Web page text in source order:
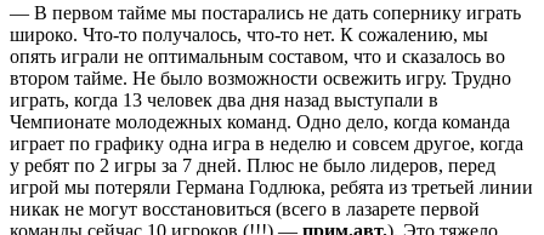
— В первом тайме мы постарались не дать сопернику играть
широко. Что-то получалось, что-то нет. К сожалению, мы
опять играли не оптимальным составом, что и сказалось во
втором тайме. Не было возможности освежить игру. Трудно
играть, когда 13 человек два дня назад выступали в
Чемпионате молодежных команд. Одно дело, когда команда
играет по графику одна игра в неделю и совсем другое, когда
у ребят по 2 игры за 7 дней. Плюс не было лидеров, перед
игрой мы потеряли Германа Годлюка, ребята из третьей линии
никак не могут восстановиться (всего в лазарете первой
команды сейчас 10 игроков (!!!) — прим.авт.). Это тяжело